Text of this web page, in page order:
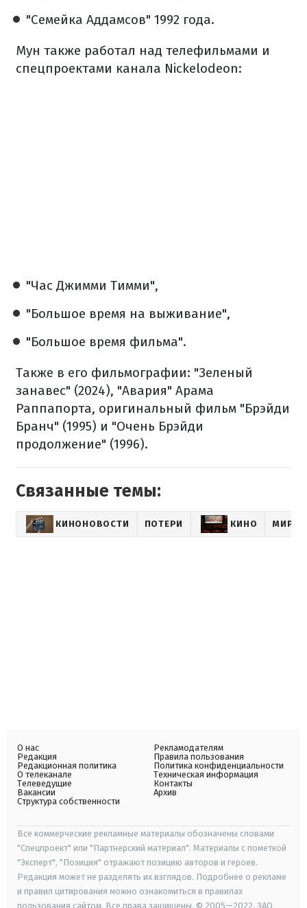
"Семейка Аддамсов" 1992 года.
Мун также работал над телефильмами и
спецпроектами канала Nickelodeon:
"Час Джимми Тимми",
"Большое время на выживание",
"Большое время фильма".
Также в его фильмографии: "Зеленый
занавес" (2024), "Авария" Арама
Раппапорта, оригинальный фильм "Брэйди
Бранч" (1995) и "Очень Брэйди
продолжение" (1996).
Связанные темы:
КИНОНОВОСТИ ПОТЕРИ КИНО
О нас
Редакция
Редакционная политика
О телеканале
Телеведущие
Вакансии
Структура собственности
Рекламодателям
Правила пользования
Политика конфиденциальности
Техническая информация
Контакты
Архив
Все коммерческие рекламные материалы обозначены словами
"Спецпроект" или "Партнерский материал". Материалы с пометкой
"Эксперт", "Позиция" отражают позицию авторов и героев.
Редакция может не разделять их взглядов. Подробнее о рекламе
и правил цитирования можно ознакомиться в правилах
пользования сайтом. Все права защищены. © 2005—2022, ЗАО